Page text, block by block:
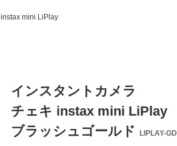
instax mini LiPlay
インスタントカメラ
チェキ instax mini LiPlay
ブラッシュゴールド
LIPLAY-GD